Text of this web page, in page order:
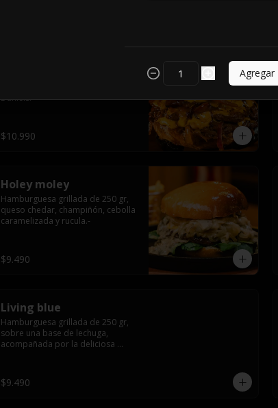
Daniels.
$10.990
Holey moley
Hamburguesa grillada de 250 gr,
queso chedar, champiñón, cebolla
caramelizada y rucula.-
$9.490
Living blue
Hamburguesa grillada de 250 gr,
sobre una base de lechuga,
acompañada por la deliciosa
en wisky jack daniels y salsa de
miel.-
$9.490
Agregar